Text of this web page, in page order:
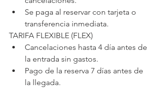
Se paga al reservar con tarjeta o
transferencia inmediata.
TARIFA FLEXIBLE (FLEX)
Cancelaciones hasta 4 día antes de
la entrada sin gastos.
Pago de la reserva 7 días antes de
la llegada.